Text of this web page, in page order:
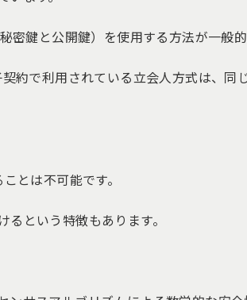
鍵と公開鍵）を使用する方法が一般的
約で利用されている立会人方式は、同
とは不可能です。
という特徴もあります。